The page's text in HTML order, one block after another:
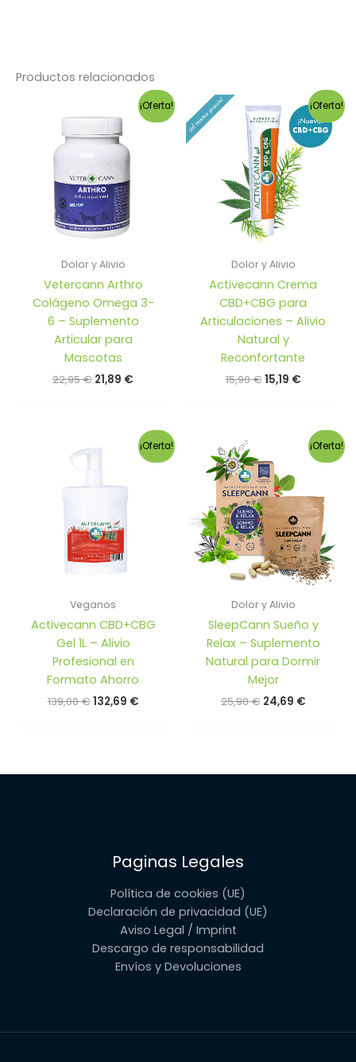
Productos relacionados
¡Oferta!
Dolor y Alivio
Vetercann Arthro
Colágeno Omega 3-
6 – Suplemento
Articular para
Mascotas
22,95€ El
21,89 €
21,89 €.
¡Oferta!
Dolor y Alivio
Activecann Crema
CBD+CBG para
Articulaciones – Alivio
Natural y
Reconfortante
15,90€El
15,19 €El
15,19 €.
¡Oferta!
Veganos
Activecann CBD+CBG
Gel 1L – Alivio
Profesional en
Formato Ahorro
139,00€El
132,69 €El
¡Oferta!
Dolor y Alivio
SleepCann Sueño y
Relax – Suplemento
Natural para Dormir
Mejor
25,90€ El
24,69 €El
Paginas Legales
Política de cookies (UE)
Declaración de privacidad (UE)
Aviso Legal / Imprint
Descargo de responsabilidad
Envíos y Devoluciones